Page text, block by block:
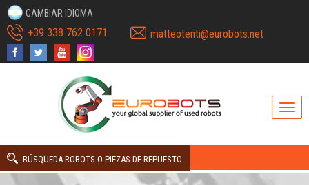
CAMBIAR IDIOMA
+39 338 762 0171 matteotenti@eurobots.net
BÚSQUEDA ROBOTS O PIEZAS DE REPUESTO